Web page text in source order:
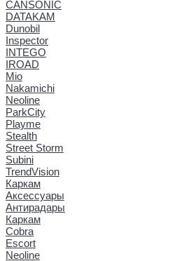
CANSONIC
DATAKAM
Dunobil
Inspector
INTEGO
IROAD
Mio
Nakamichi
Neoline
ParkCity
Playme
Stealth
Street Storm
Subini
TrendVision
Каркам
Аксессуары
Антирадары
Каркам
Cobra
Escort
Neoline